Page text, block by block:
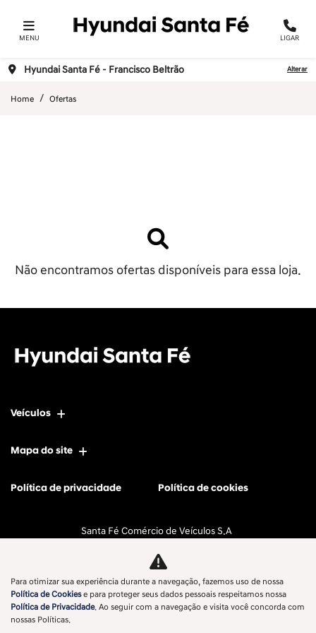
MENU LIGAR
Hyundai Santa Fé - Francisco Beltrão Alterar
Home Ofertas
Não encontramos ofertas disponíveis para essa loja.
Veículos
Mapa do site
Política de privacidade Política de cookies
Santa Fé Comércio de Veículos S.A
CNPJ: 11.596.056/0001-77
No trânsito, enxergar o outro salva vidas.
Para otimizar sua experiência durante a navegação, fazemos uso de nossa
Política de Cookiese para proteger seus dados pessoais respeitamos nossa
Política de Privacidade. Ao seguir com a navegação e visita você concorda com
nossas Políticas.